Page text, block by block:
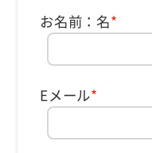
お名前：名*
Eメール*